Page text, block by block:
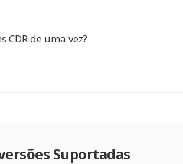
CDR de uma vez?
Suportadas